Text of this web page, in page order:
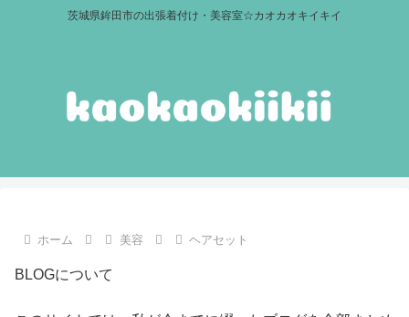
茨城県鉾田市の出張着付け・美容室☆カオカオキイキイ
ホーム 美容 ヘアセット
BLOGについて